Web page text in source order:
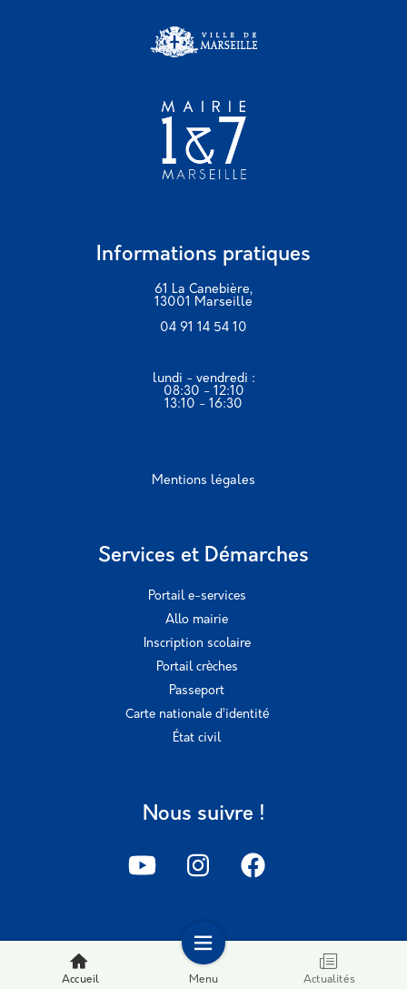
Informations pratiques
61 La Canebière,
13001 Marseille
04 91 14 54 10
lundi - vendredi :
08:30 - 12:10
13:10 - 16:30
Mentions légales
Services et Démarches
Portail e-services
Allo mairie
Inscription scolaire
Portail crèches
Passeport
Carte nationale d’identité
État civil
Nous suivre !
Accueil Menu Actualités